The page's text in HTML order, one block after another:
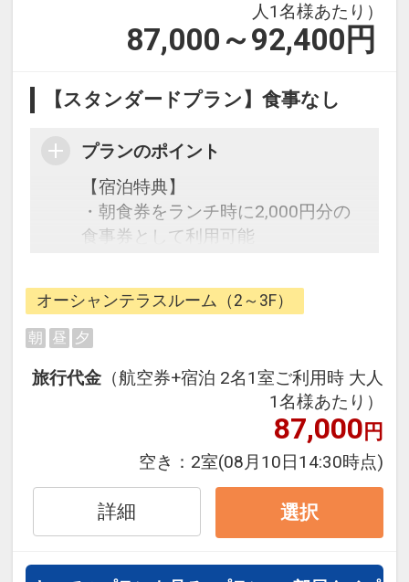
人1名様あたり）
87,000～92,400 円
【スタンダードプラン】食事なし
プランのポイント
【宿泊特典】
・朝食券をランチ時に2,000円分の
食事券として利用可能
OK※数に限りがございます。一部有
料アイテムあり
・屋外プール利用OK（4～10月）
2連泊で館内利用券2,000円分付
（お1人様）
3連泊で館内利用券3,000円分付
（お1人様）
4連泊で館内利用券4,000円分付
オーシャンテラスルーム（2～3F）
朝 昼 夕
旅行代金 （航空券+宿泊 2名1室ご利用時 大人
1名様あたり）
87,000円
空き： 2室(08月10日14:30時点)
詳細 選択